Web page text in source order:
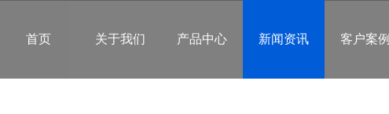
首页 关于我们 产品中心 新闻资讯 客户案例